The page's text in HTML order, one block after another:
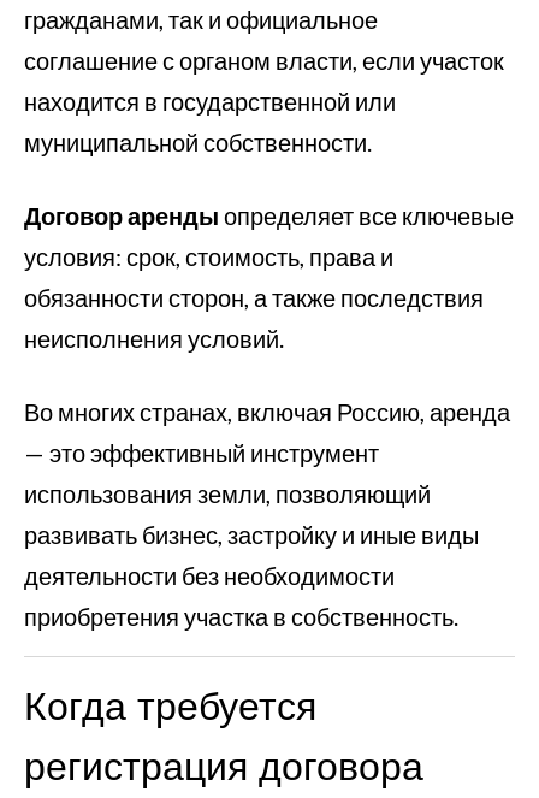
гражданами, так и официальное
соглашение с органом власти, если участок
находится в государственной или
муниципальной собственности.
Договор аренды определяет все ключевые
условия: срок, стоимость, права и
обязанности сторон, а также последствия
неисполнения условий.
Во многих странах, включая Россию, аренда
— это эффективный инструмент
использования земли, позволяющий
развивать бизнес, застройку и иные виды
деятельности без необходимости
приобретения участка в собственность.
Когда требуется
регистрация договора